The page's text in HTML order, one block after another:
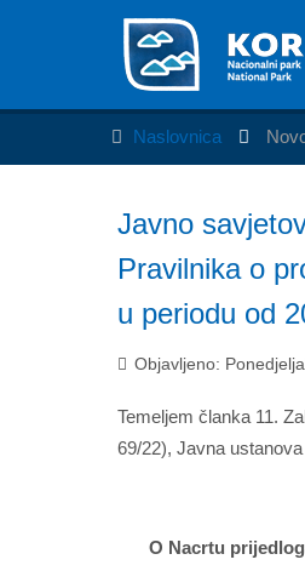
Naslovnica
Javno
Pravilnika o
u periodu od
Objavljeno:
Temeljem članka 11.
69/22), Javna
O Nacrtu